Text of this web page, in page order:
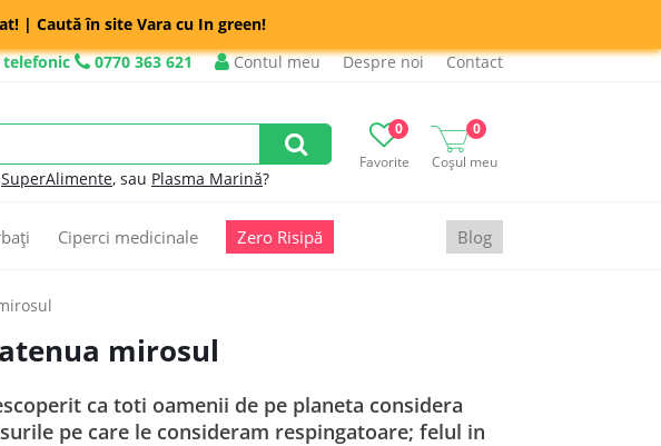
| Caută în site Vara cu In green!
telefonic 0770 363 621 Contul meu Despre noi Contact
Favorite
0
Coșul meu
0
SuperAlimente, sau Plasma Marină?
Ciperci medicinale Zero Risipă Blog
mirosul
ca toti oamenii de pe planeta considera
pe care le consideram respingatoare; felul in